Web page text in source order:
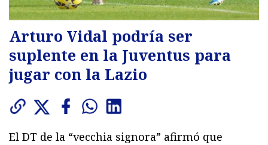
Arturo Vidal podría ser
suplente en la Juventus para
jugar con la Lazio
El DT de la “vecchia signora” afirmó que